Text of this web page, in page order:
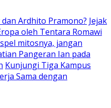
Ardhito Pramono? Jejak
oleh Tentara Romawi
mitosnya, jangan
Pangeran Ian pada
Kunjungi Tiga Kampus
Sama dengan